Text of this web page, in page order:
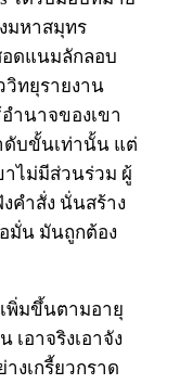
มหาสมุทร
ดแนมลักลอบ
ทยุรายงาน
ำนาจของเขา
ดับขั้นเท่านั้น แต่
าไม่มีส่วนร่วม ผู้
คำสั่ง นั่นสร้าง
มั่น มันถูกต้อง
เพิ่มขึ้นตามอายุ
เอาจริงเอาจัง
งเกรี้ยวกราด